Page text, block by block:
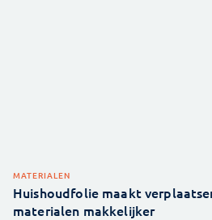
MATERIALEN
Huishoudfolie maakt
materialen makkelijker